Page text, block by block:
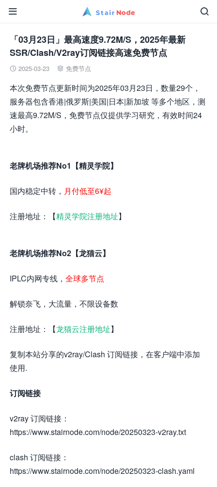


「03月23日」最高速度9.72M/S，2025年最新
SSR/Clash/V2ray订阅链接高速免费节点
 2025-03-23  免费节点
本次免费节点更新时间为2025年03月23日，数量29个，
服务器包含香港|俄罗斯|美国|日本|新加坡 等多个地区，测
速最高9.72M/S，免费节点仅提供学习研究，有效时间24
小时。
老牌机场推荐No1【精灵学院】
国内稳定中转， 月付低至6¥起
注册地址：【精灵学院注册地址】
老牌机场推荐No2【龙猫云】
IPLC内网专线， 全球多节点
解锁奈飞，大流量，不限设备数
注册地址：【龙猫云注册地址】
复制本站分享的v2ray/Clash 订阅链接，在客户端中添加
使用.
订阅链接
v2ray 订阅链接：
https://www.stairnode.com/node/20250323-v2ray.txt
clash 订阅链接：
https://www.stairnode.com/node/20250323-clash.yaml